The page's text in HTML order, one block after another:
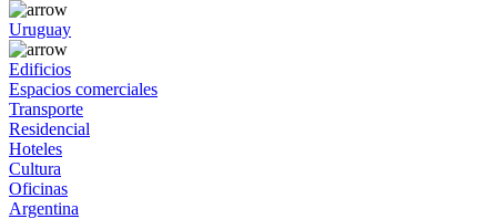
Uruguay
Edificios
Espacios comerciales
Transporte
Residencial
Hoteles
Cultura
Oficinas
Argentina